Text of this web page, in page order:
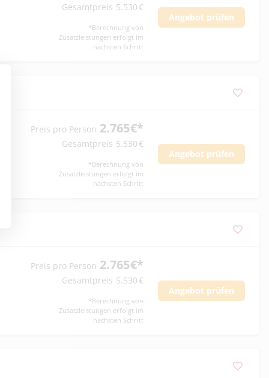
Gesamtpreis 5.530€
*Berechnung von
Zusatzleistungen erfolgt im
nächsten Schritt
Angebot prüfen
Preis pro Person 2.765€*
Gesamtpreis 5.530€
*Berechnung von
Zusatzleistungen erfolgt im
nächsten Schritt
Angebot prüfen
Preis pro Person 2.765€*
Gesamtpreis 5.530€
*Berechnung von
Zusatzleistungen erfolgt im
nächsten Schritt
Angebot prüfen